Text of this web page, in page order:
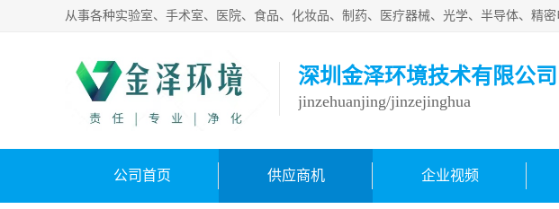
深圳金泽环境技术有限公司
jinzehuanjing/jinzejinghua
公司首页 供应商机 企业视频